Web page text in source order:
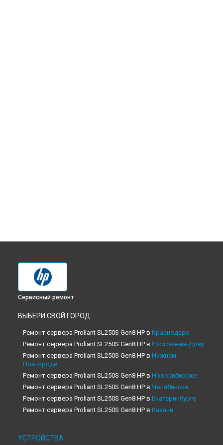
Сервисный ремонт
ВЫБЕРИ СВОЙ ГОРОД
Ремонт сервера Proliant SL250S Gen8 HP в Краснодаре
Ремонт сервера Proliant SL250S Gen8 HP в Ростове-на-Дону
Ремонт сервера Proliant SL250S Gen8 HP в Нижнем
Новгороде
Ремонт сервера Proliant SL250S Gen8 HP в Новосибирске
Ремонт сервера Proliant SL250S Gen8 HP в Челябинске
Ремонт сервера Proliant SL250S Gen8 HP в Екатеринбурге
Ремонт сервера Proliant SL250S Gen8 HP в Казани
Ремонт сервера Proliant SL250S Gen8 HP в
УСТРОЙСТВА